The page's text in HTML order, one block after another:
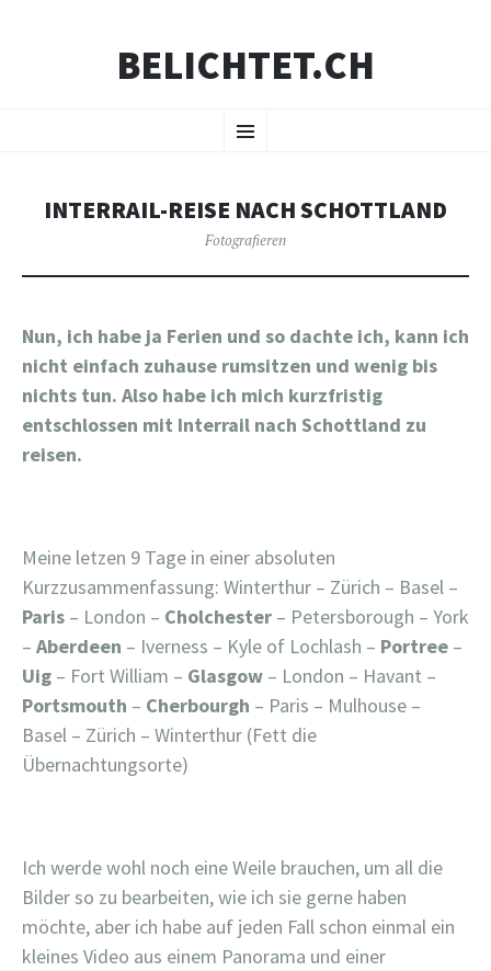
BELICHTET.CH
Menü
INHALT
INTERRAIL-REISE NACH SCHOTTLAND
Fotografieren
Nun, ich habe ja Ferien und so dachte ich, kann ich
nicht einfach zuhause rumsitzen und wenig bis
nichts tun. Also habe ich mich kurzfristig
entschlossen mit Interrail nach Schottland zu
reisen.
Meine letzen 9 Tage in einer absoluten
Kurzzusammenfassung: Winterthur – Zürich – Basel –
Paris – London – Cholchester – Petersborough – York
– Aberdeen – Iverness – Kyle of Lochlash – Portree –
Uig – Fort William – Glasgow – London – Havant –
Portsmouth – Cherbourgh – Paris – Mulhouse –
Basel – Zürich – Winterthur (Fett die
Übernachtungsorte)
Ich werde wohl noch eine Weile brauchen, um all die
Bilder so zu bearbeiten, wie ich sie gerne haben
möchte, aber ich habe auf jeden Fall schon einmal ein
kleines Video aus einem Panorama und einer